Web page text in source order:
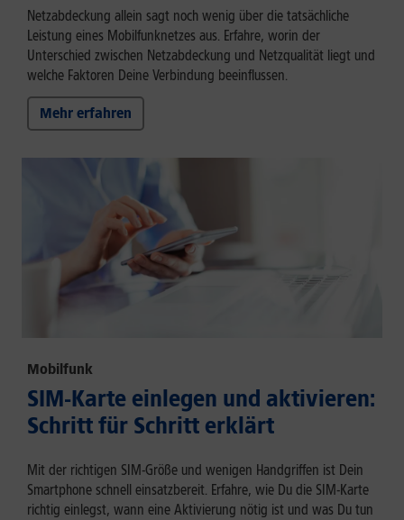
Netzabdeckung allein sagt noch wenig über die tatsächliche
Leistung eines Mobilfunknetzes aus. Erfahre, worin der
Unterschied zwischen Netzabdeckung und Netzqualität liegt und
welche Faktoren Deine Verbindung beeinflussen.
Mehr erfahren
Mobilfunk
SIM-Karte einlegen und aktivieren:
Schritt für Schritt erklärt
Mit der richtigen SIM-Größe und wenigen Handgriffen ist Dein
Smartphone schnell einsatzbereit. Erfahre, wie Du die SIM-Karte
richtig einlegst, wann eine Aktivierung nötig ist und was Du tun